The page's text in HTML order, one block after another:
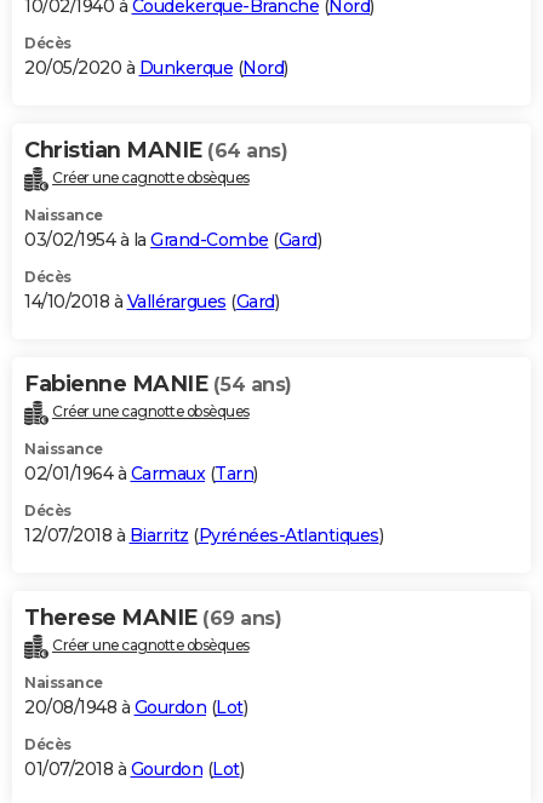
10/02/1940 à Coudekerque-Branche (Nord)
Décès
20/05/2020 à Dunkerque (Nord)
Christian MANIE (64 ans)
Créer une cagnotte obsèques
Naissance
03/02/1954 à la Grand-Combe (Gard)
Décès
14/10/2018 à Vallérargues (Gard)
Fabienne MANIE (54 ans)
Créer une cagnotte obsèques
Naissance
02/01/1964 à Carmaux(Tarn)
Décès
12/07/2018 à Biarritz (Pyrénées-Atlantiques)
Therese MANIE (69 ans)
Créer une cagnotte obsèques
Naissance
20/08/1948 à Gourdon (Lot)
Décès
01/07/2018 à Gourdon (Lot)